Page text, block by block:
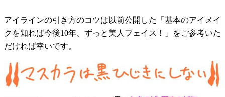
アイラインの引き方のコツは以前公開した「基本のアイメイ
クを知れば今後10年、ずっと美人フェイス！」をご参考いた
だければ幸いです。